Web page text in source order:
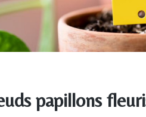
papillons